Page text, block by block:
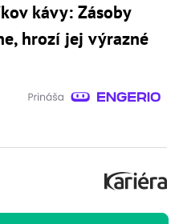
kávy: Zásoby
hrozí jej výrazné